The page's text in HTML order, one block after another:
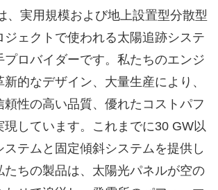
、実用規模および地上設置型分散型
ジェクトで使われる太陽追跡システ
プロバイダーです。私たちのエンジ
的なデザイン、大量生産により、
頼性の高い品質、優れたコストパフ
現しています。これまでに30 GW以
テムと固定傾斜システムを提供し
たちの製品は、太陽光パネルが空の